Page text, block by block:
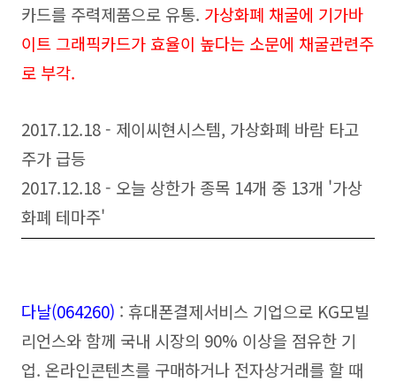
카드를 주력제품으로 유통. 가상화폐 채굴에 기가바
이트 그래픽카드가 효율이 높다는 소문에 채굴관련주
로 부각.
2017.12.18 - 제이씨현시스템, 가상화폐 바람 타고
주가 급등
2017.12.18 - 오늘 상한가 종목 14개 중 13개 '가상
화폐 테마주'
다날(064260) : 휴대폰결제서비스 기업으로 KG모빌
리언스와 함께 국내 시장의 90% 이상을 점유한 기
업. 온라인콘텐츠를 구매하거나 전자상거래를 할 때